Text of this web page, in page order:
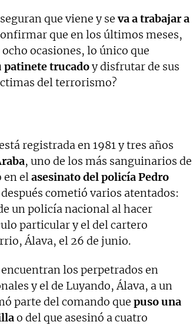
que viene y seva a trabajar a
que en los últimos meses,
ocasiones, lo único que
patinete trucadoy disfrutar de sus
del terrorismo?
registrada en 1981 y tres años
, uno de los más sanguinarios de
en elasesinato del policía Pedro
cometió varios atentados:
un policía nacional al hacer
particular y el del cartero
Álava, el 26 de junio.
los perpetrados en
y el de Luyando, Álava, a un
parte del comando que puso una
o del que asesinó a cuatro